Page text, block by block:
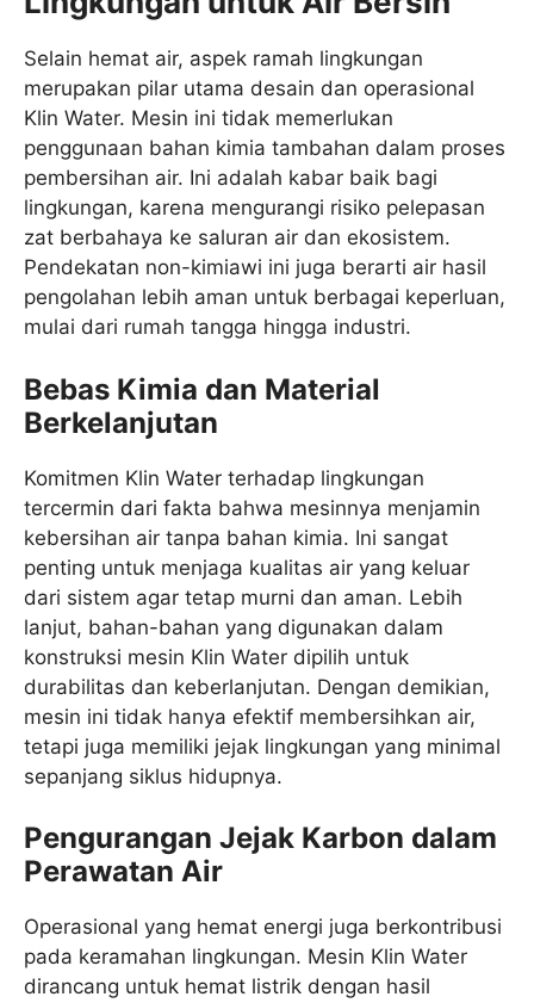
Selain hemat air, aspek ramah lingkungan
merupakan pilar utama desain dan operasional
Klin Water. Mesin ini tidak memerlukan
penggunaan bahan kimia tambahan dalam proses
pembersihan air. Ini adalah kabar baik bagi
lingkungan, karena mengurangi risiko pelepasan
zat berbahaya ke saluran air dan ekosistem.
Pendekatan non-kimiawi ini juga berarti air hasil
pengolahan lebih aman untuk berbagai keperluan,
mulai dari rumah tangga hingga industri.
Bebas Kimia dan Material
Berkelanjutan
Komitmen Klin Water terhadap lingkungan
tercermin dari fakta bahwa mesinnya menjamin
kebersihan air tanpa bahan kimia. Ini sangat
penting untuk menjaga kualitas air yang keluar
dari sistem agar tetap murni dan aman. Lebih
lanjut, bahan-bahan yang digunakan dalam
konstruksi mesin Klin Water dipilih untuk
durabilitas dan keberlanjutan. Dengan demikian,
mesin ini tidak hanya efektif membersihkan air,
tetapi juga memiliki jejak lingkungan yang minimal
sepanjang siklus hidupnya.
Pengurangan Jejak Karbon dalam
Perawatan Air
Operasional yang hemat energi juga berkontribusi
pada keramahan lingkungan. Mesin Klin Water
dirancang untuk hemat listrik dengan hasil